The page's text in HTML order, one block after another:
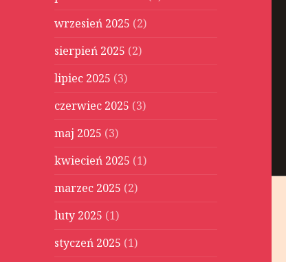
wrzesień 2025 (2)
sierpień 2025 (2)
lipiec 2025 (3)
czerwiec 2025 (3)
maj 2025 (3)
kwiecień 2025 (1)
marzec 2025 (2)
luty 2025 (1)
styczeń 2025 (1)